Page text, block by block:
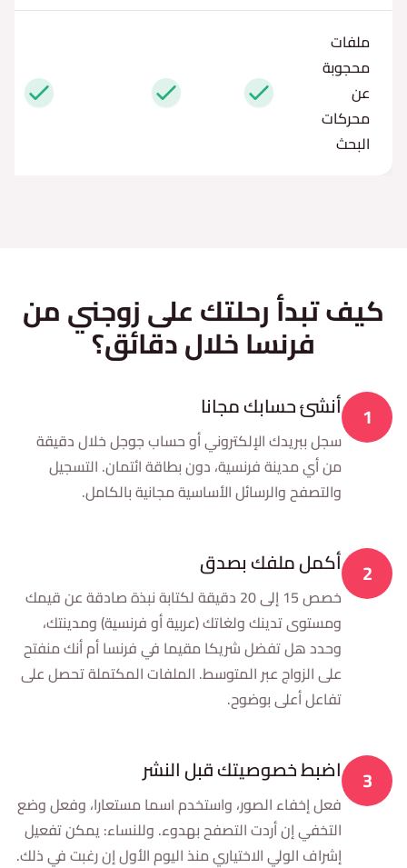
ملفات
محجوبة
عن
محركات
البحث
نعم نعم نعم
كيف تبدأ رحلتك على زوجني من
فرنسا خلال دقائق؟
1 أنشئ حسابك مجانا
سجل ببريدك الإلكتروني أو حساب جوجل خلال دقيقة
من أي مدينة فرنسية، دون بطاقة ائتمان. التسجيل
والتصفح والرسائل الأساسية مجانية بالكامل.
2 أكمل ملفك بصدق
خصص 15 إلى 20 دقيقة لكتابة نبذة صادقة عن قيمك
ومستوى تدينك ولغاتك (عربية أو فرنسية) ومدينتك،
وحدد هل تفضل شريكا مقيما في فرنسا أم أنك منفتح
على الزواج عبر المتوسط. الملفات المكتملة تحصل على
تفاعل أعلى بوضوح.
3 اضبط خصوصيتك قبل النشر
فعل إخفاء الصور، واستخدم اسما مستعارا، وفعل وضع
التخفي إن أردت التصفح بهدوء. وللنساء: يمكن تفعيل
إشراف الولي الاختياري منذ اليوم الأول إن رغبت في ذلك.